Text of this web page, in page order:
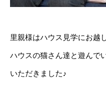
里親様はハウス見学にお越
ハウスの猫さん達と遊んで
いただきました♪